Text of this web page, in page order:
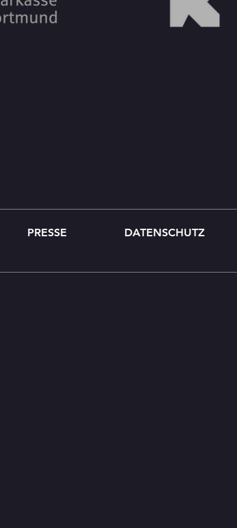
Pannekopp-Orden für Bettina
PRESSE DATENSCHUTZ